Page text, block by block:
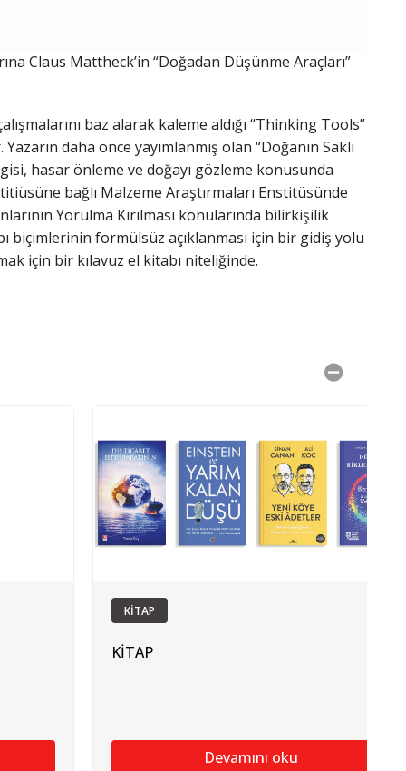
Claus Mattheck’in “Doğadan Düşünme Araçları”
baz alarak kaleme aldığı “Thinking Tools”
daha önce yayımlanmış olan “Doğanın Saklı
hasar önleme ve doğayı gözleme konusunda
bağlı Malzeme Araştırmaları Enstitüsünde
Yorulma Kırılması konularında bilirkişilik
biçimlerinin formülsüz açıklanması için bir gidiş yolu
için bir kılavuz el kitabı niteliğinde.
KİTAP
KİTAP
Devamını oku